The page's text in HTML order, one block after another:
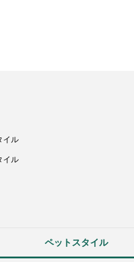
イル
イル
ペットスタイル